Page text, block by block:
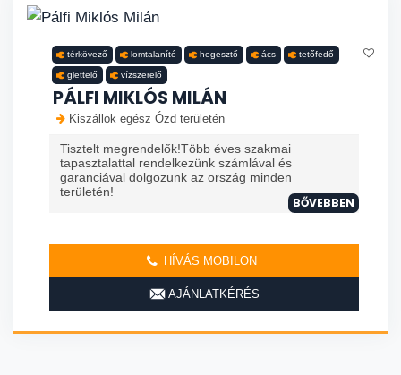
térkövező lomtalanító hegesztő ács tetőfedő
glettelő vízszerelő
PÁLFI MIKLÓS MILÁN
Kiszállok egész Ózd területén
Tisztelt megrendelők!Több éves szakmai
tapasztalattal rendelkezünk számlával és
garanciával dolgozunk az ország minden
területén!
BŐVEBBEN
HÍVÁS MOBILON
AJÁNLATKÉRÉS